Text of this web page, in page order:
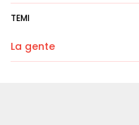
TEMI
La gente